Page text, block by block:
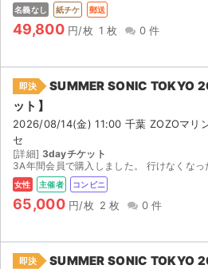
名義なし 紙チケ 郵送
49,800 円/枚 1 枚 0 件
即決
SUMMER SONIC TOKYO
ット】
2026/08/14(金) 11:00 千葉 ZOZOマリ
セ
[詳細] 3dayチケット
3A年間会員で購入しました。 行けなくなっ
女性 主催者 コンビニ
65,000 円/枚 2 枚 0 件
即決
SUMMER SONIC TOKYO